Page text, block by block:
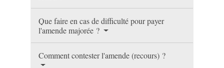
Que faire en cas de difficulté pour payer
l'amende majorée ?
Comment contester l'amende (recours) ?